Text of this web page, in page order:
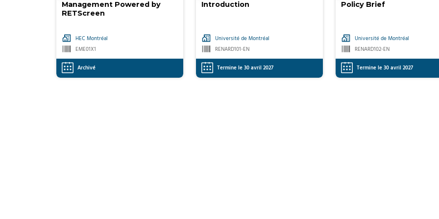
Management Powered by
RETScreen
HEC Montréal
EME01X1
Archivé
Introduction
Université de Montréal
RENARD101-EN
Termine le 30 avril 2027
Policy Brief
Université de Montréal
RENARD102-EN
Termine le 30 avril 2027